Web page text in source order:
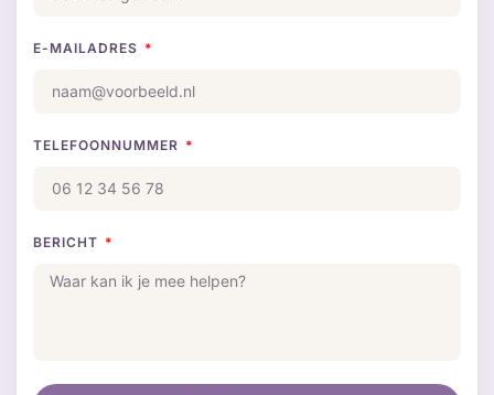
E-MAILADRES
TELEFOONNUMMER
BERICHT